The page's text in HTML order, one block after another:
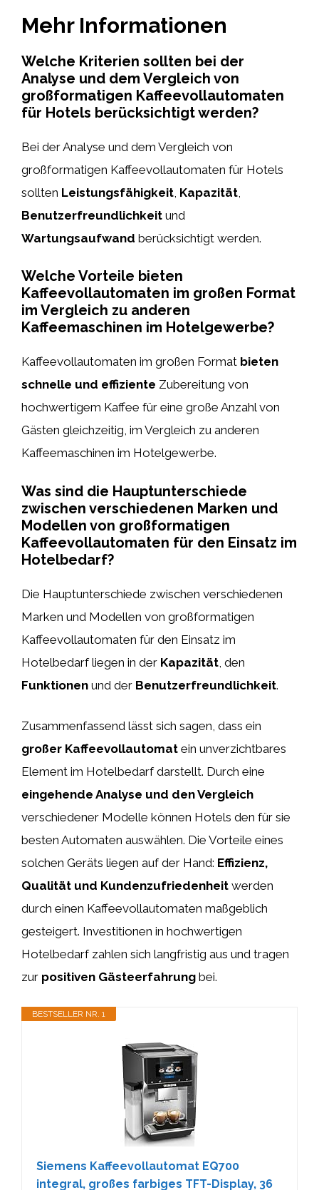
Mehr Informationen
Welche Kriterien sollten bei der
Analyse und dem Vergleich von
großformatigen Kaffeevollautomaten
für Hotels berücksichtigt werden?
Bei der Analyse und dem Vergleich von
großformatigen Kaffeevollautomaten für Hotels
sollten Leistungsfähigkeit Kapazität
Benutzerfreundlichkeit und
Wartungsaufwand berücksichtigt werden.
Welche Vorteile bieten
Kaffeevollautomaten im großen Format
im Vergleich zu anderen
Kaffeemaschinen im Hotelgewerbe?
Kaffeevollautomaten im großen Format bieten
schnelle und effiziente Zubereitung von
hochwertigem Kaffee für eine große Anzahl von
Gästen gleichzeitig, im Vergleich zu anderen
Kaffeemaschinen im Hotelgewerbe.
Was sind die Hauptunterschiede
zwischen verschiedenen Marken und
Modellen von großformatigen
Kaffeevollautomaten für den Einsatz im
Hotelbedarf?
Die Hauptunterschiede zwischen verschiedenen
Marken und Modellen von großformatigen
Kaffeevollautomaten für den Einsatz im
Hotelbedarf liegen in der Kapazität , den
Funktionen und der Benutzerfreundlichkeit.
Zusammenfassend lässt sich sagen, dass ein
großer Kaffeevollautomat ein unverzichtbares
Element im Hotelbedarf darstellt. Durch eine
eingehende Analyse und den Vergleich
verschiedener Modelle können Hotels den für sie
besten Automaten auswählen. Die Vorteile eines
solchen Geräts liegen auf der Hand: Effizienz,
Qualität und Kundenzufriedenheit werden
durch einen Kaffeevollautomaten maßgeblich
gesteigert. Investitionen in hochwertigen
Hotelbedarf zahlen sich langfristig aus und tragen
zur positiven Gästeerfahrung bei.
BESTSELLER NR. 1
Siemens Kaffeevollautomat EQ700
integral, großes farbiges TFT-Display, 36